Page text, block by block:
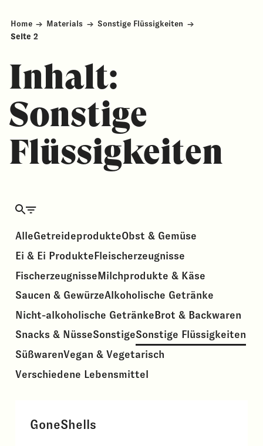
Home → Materials → Sonstige Flüssigkeiten →
Seite 2
Inhalt:
Sonstige
Flüssigkeiten
AlleGetreideprodukteObst & Gemüse
Ei & Ei ProdukteFleisch­erzeugnisse
FischerzeugnisseMilchprodukte & Käse
Saucen & GewürzeAlkoholische Getränke
Nicht-alkoholische GetränkeBrot & Backwaren
Snacks & NüsseSonstigeSonstige Flüssigkeiten
SüßwarenVegan & Vegetarisch
Verschiedene Lebensmittel
GoneShells